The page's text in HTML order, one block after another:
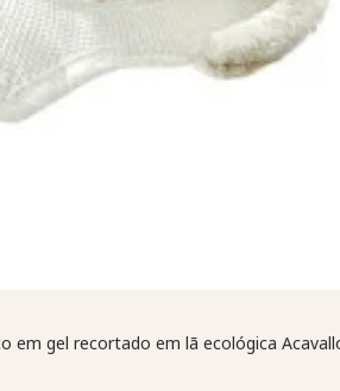
em gel recortado em lã ecológica